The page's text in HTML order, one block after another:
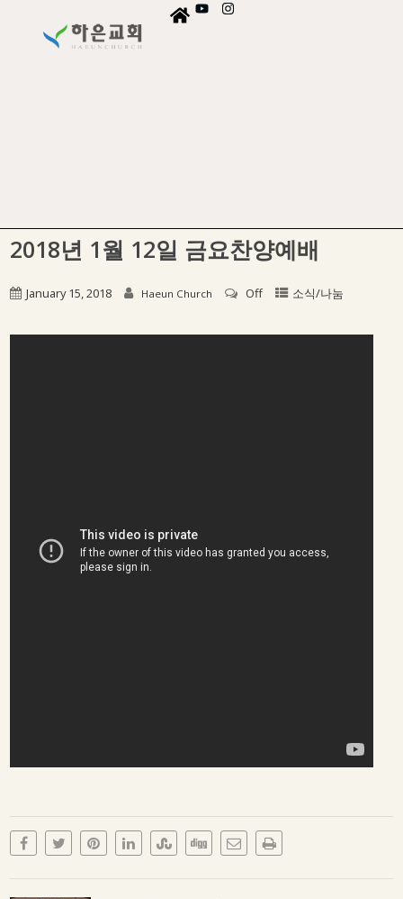
2018년 1월 12일 금요찬양예배
January 15, 2018 Haeun Church Off 소식/나눔